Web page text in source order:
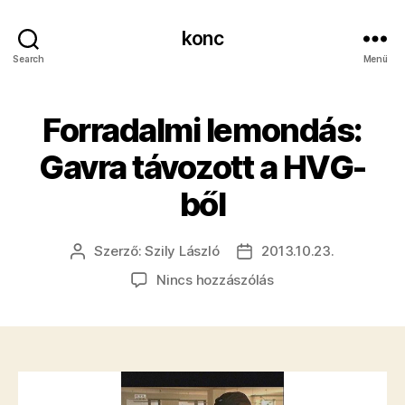
Search
konc
Menü
Forradalmi lemondás:
Gavra távozott a HVG-
ből
Bejegyzés
Szerző:Szily László
Bejegyzés
dátuma
2013.10.23.
Nincs hozzászólása(z)
HVG-